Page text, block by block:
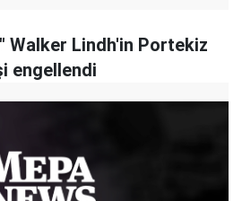
Walker Lindh'in Portekiz
engellendi